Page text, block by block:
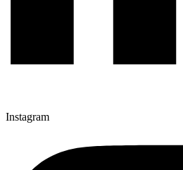
Instagram